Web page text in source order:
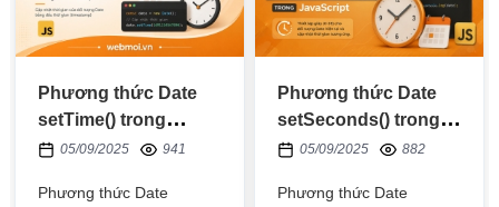
Phương thức Date
setTime() trong
JavaScript
05/09/2025 941
Phương thức Date
Phương thức Date
setSeconds() trong
JavaScript
05/09/2025 882
Phương thức Date